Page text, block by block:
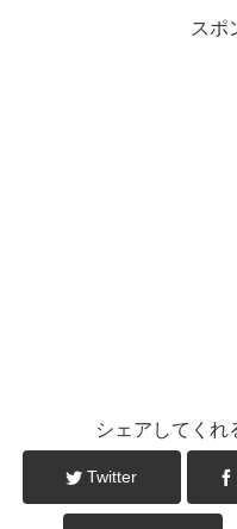
スポ
シェアしてくれ
Twitter